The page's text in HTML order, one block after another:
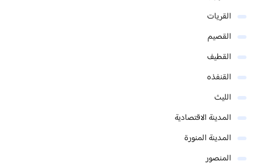
القريات
القصيم
القطيف
القنفذه
الليث
المدينة الاقتصادية
المدينة المنورة
المنصور